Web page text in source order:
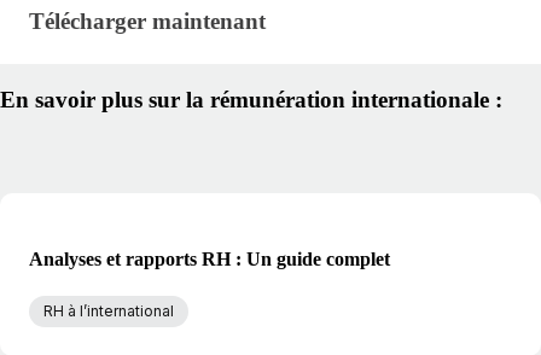
Télécharger maintenant · research/global-
Télécharger maintenant
En savoir plus sur la rémunération internationale :
Analyses et rapports RH : Un guide complet
RH à l’international